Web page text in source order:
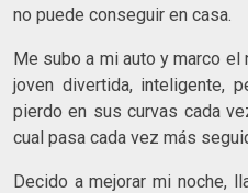
no puede conseguir en casa.
Me subo a mi auto y marco el
joven divertida, inteligente,
pierdo en sus curvas cada
cual pasa cada vez más
Decido a mejorar mi noche,